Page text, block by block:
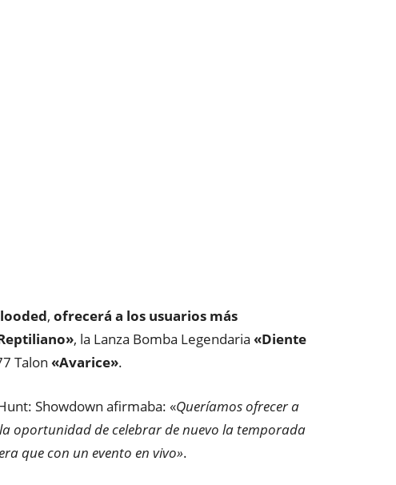
, ofrecerá a los usuarios más
, la Lanza Bomba Legendaria «Diente
Talon «Avarice».
Showdown afirmaba: «Queríamos ofrecer a
oportunidad de celebrar de nuevo la temporada
que con un evento en vivo».